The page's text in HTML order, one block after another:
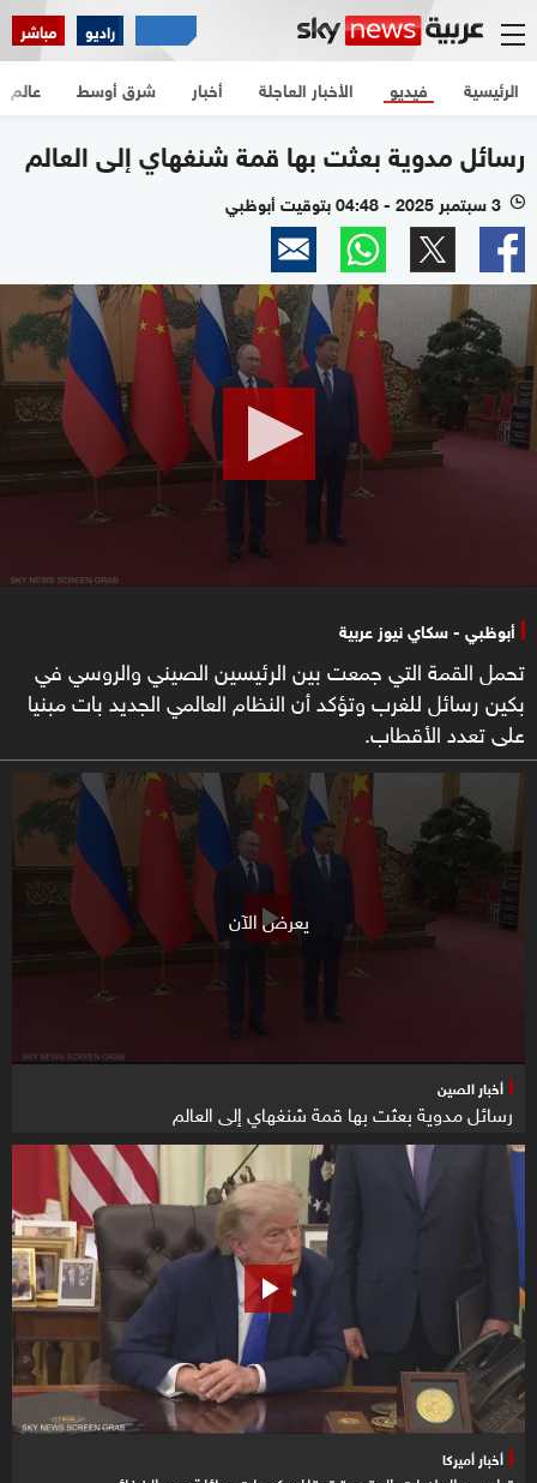
راديو مباشر
الرئيسية الأخبار العاجلة أخبار شرق أوسط عالم فيديو
رسائل مدوية بعثت بها قمة شنغهاي إلى العالم
l 3 سبتمبر 2025 - 04:48 بتوقيت أبوظبي
seconds
of
minute,
seconds
أبوظبي - سكاي نيوز عربية
تحمل القمة التي جمعت بين الرئيسين الصيني والروسي في
بكين رسائل للغرب وتؤكد أن النظام العالمي الجديد بات مبنيا
على تعدد الأقطاب.
يعرض الآن
أخبار الصين
رسائل مدوية بعثت بها قمة شنغهاي إلى العالم
أخبار أميركا